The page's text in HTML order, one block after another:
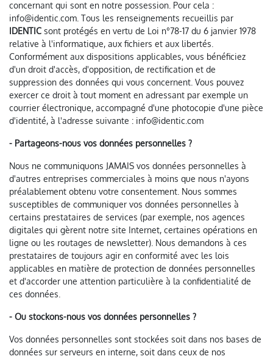
concernant qui sont en notre possession. Pour cela :
info@identic.com. Tous les renseignements recueillis par
IDENTIC sont protégés en vertu de Loi n°78-17 du 6 janvier 1978
relative à l'informatique, aux fichiers et aux libertés.
Conformément aux dispositions applicables, vous bénéficiez
d'un droit d'accès, d'opposition, de rectification et de
suppression des données qui vous concernent. Vous pouvez
exercer ce droit à tout moment en adressant par exemple un
courrier électronique, accompagné d'une photocopie d'une pièce
d'identité, à l'adresse suivante : info@identic.com
- Partageons-nous vos données personnelles ?
Nous ne communiquons JAMAIS vos données personnelles à
d'autres entreprises commerciales à moins que nous n'ayons
préalablement obtenu votre consentement. Nous sommes
susceptibles de communiquer vos données personnelles à
certains prestataires de services (par exemple, nos agences
digitales qui gèrent notre site Internet, certaines opérations en
ligne ou les routages de newsletter). Nous demandons à ces
prestataires de toujours agir en conformité avec les lois
applicables en matière de protection de données personnelles
et d'accorder une attention particulière à la confidentialité de
ces données.
- Ou stockons-nous vos données personnelles ?
Vos données personnelles sont stockées soit dans nos bases de
données sur serveurs en interne, soit dans ceux de nos